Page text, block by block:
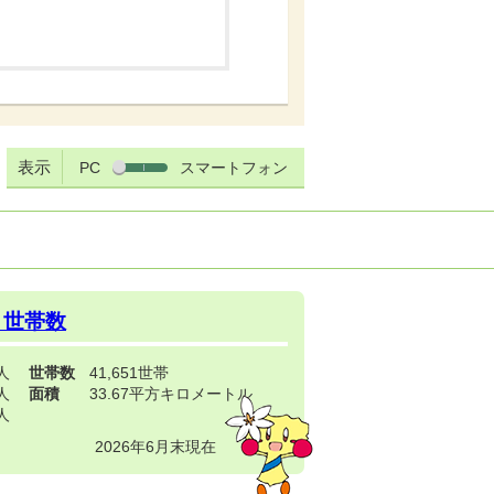
表示 PC スマートフォン
帯数
世帯数
41,651世帯
面積
33.67平方キロメートル
2026年6月末現在